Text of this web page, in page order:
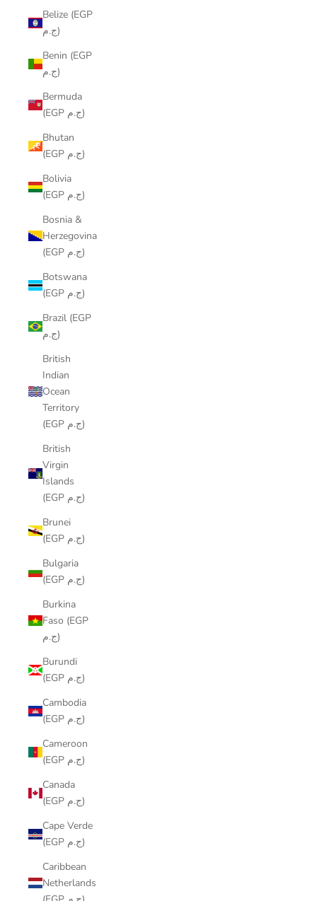
Belize (EGP
ج.م)
Benin (EGP
ج.م)
Bermuda
(EGP ج.م)
Bhutan
(EGP ج.م)
Bolivia
(EGP ج.م)
Bosnia &
Herzegovina
(EGP ج.م)
Botswana
(EGP ج.م)
Brazil (EGP
ج.م)
British
Indian
Ocean
Territory
(EGP ج.م)
British
Virgin
Islands
(EGP ج.م)
Brunei
(EGP ج.م)
Bulgaria
(EGP ج.م)
Burkina
Faso (EGP
ج.م)
Burundi
(EGP ج.م)
Cambodia
(EGP ج.م)
Cameroon
(EGP ج.م)
Canada
(EGP ج.م)
Cape Verde
(EGP ج.م)
Caribbean
Netherlands